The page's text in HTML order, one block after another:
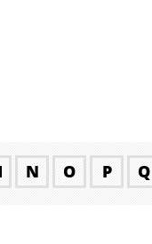
N O P Q